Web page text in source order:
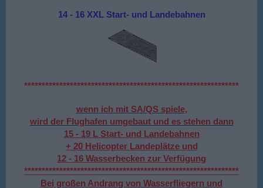
14 - 16 XXL Start- und Landebahnen
*************************************************************
wenn ich mit SA/QS spiele,
wird der Flughafen umgebaut und es stehen dann
15 - 19 L Start- und Landebahnen
+ 20 Helicopter Landeplätze und
12 - 16 Wasserbecken zur Verfügung
*************************************************************
Bei großen Andrang von Wasserfliegern und